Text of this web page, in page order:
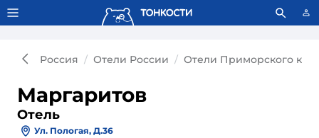
Тонкости используют сookie-файлы. Что это значит?
Россия Отели России Отели Приморского
Маргаритов
Отель
Ул. Пологая, Д.36